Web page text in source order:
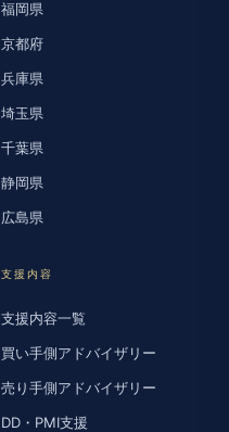
福岡県
京都府
兵庫県
埼玉県
千葉県
静岡県
広島県
支援内容
支援内容一覧
買い手側アドバイザリー
売り手側アドバイザリー
DD・PMI支援